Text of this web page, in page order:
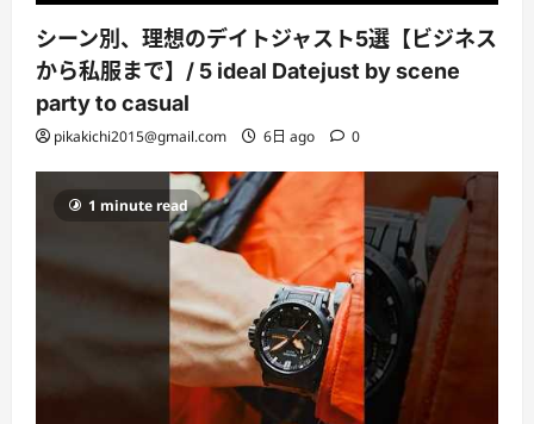
シーン別、理想のデイトジャスト5選【ビジネス
から私服まで】/ 5 ideal Datejust by scene
party to casual
pikakichi2015@gmail.com 6日 ago 0
1 minute read